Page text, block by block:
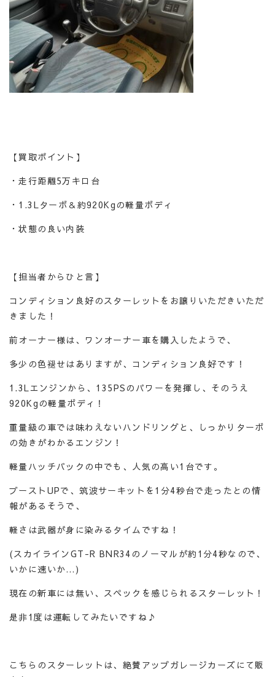
【買取ポイント】
・走行距離5万キロ台
・1.3Lターボ＆約920Kgの軽量ボディ
・状態の良い内装
【担当者からひと言】
コンディション良好のスターレットをお譲りいただきいただ
きました！
前オーナー様は、ワンオーナー車を購入したようで、
多少の色褪せはありますが、コンディション良好です！
1.3Lエンジンから、135PSのパワーを発揮し、そのうえ
920Kgの軽量ボディ！
重量級の車では味わえないハンドリングと、しっかりターボ
の効きがわかるエンジン！
軽量ハッチバックの中でも、人気の高い1台です。
ブーストUPで、筑波サーキットを1分4秒台で走ったとの情
報があるそうで、
軽さは武器が身に染みるタイムですね！
(スカイラインGT-R BNR34のノーマルが約1分4秒なので、
いかに速いか…)
現在の新車には無い、スペックを感じられるスターレット！
是非1度は運転してみたいですね♪
こちらのスターレットは、絶賛アップガレージカーズにて販